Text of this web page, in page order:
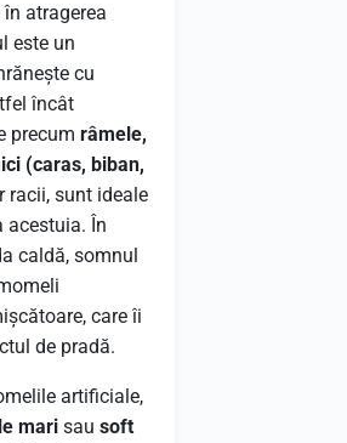
atragerea
este un
cu
încât
precum râmele,
(caras, biban,
racii, sunt ideale
acestuia. În
caldă, somnul
care îi
de pradă.
artificiale,
mari sau soft